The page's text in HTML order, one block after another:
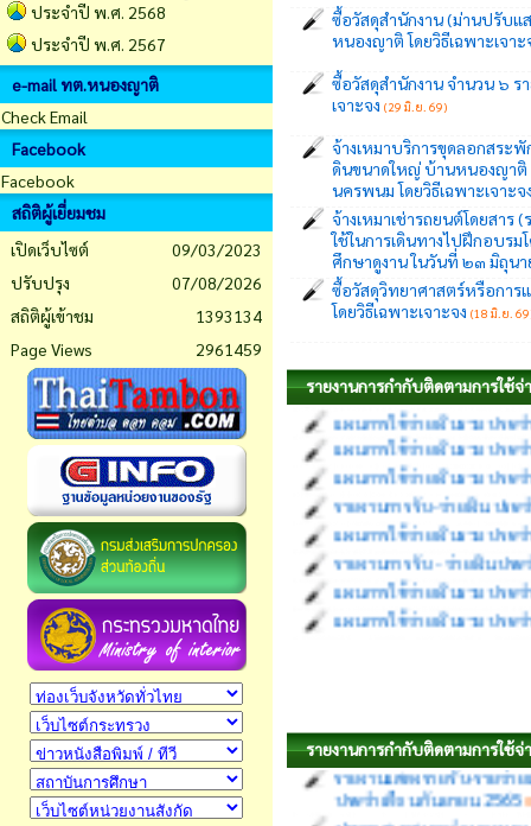
ประจำปี พ.ศ. 2568
ประจำปี พ.ศ. 2567
e-mail ทต.หนองญาติ
Check Email
Facebook
Facebook
สถิติผู้เยี่ยมชม
เปิดเว็บไซต์
09/03/2023
ปรับปรุง
07/08/2026
สถิติผู้เข้าชม
1393134
Page Views
2961459
ซื้อวัสดุสำนักงาน (ม่านปรับ
หนองญาติ โดยวิธีเฉพาะเจาะ
ซื้อวัสดุสำนักงาน จำนวน ๖ ร
เจาะจง (29 มิ.ย. 69)
จ้างเหมาบริการขุดลอกสร
ดินขนาดใหญ่ บ้านหนองญาติ
นครพนม โดยวิธีเฉพาะเจาะจ
จ้างเหมาเช่ารถยนต์โดยสา
ใช้ในการเดินทางไปฝึกอบรม
ศึกษาดูงาน ในวันที่ ๒๓ มิถุน
ซื้อวัสดุวิทยาศาสตร์หรือการ
โดยวิธีเฉพาะเจาะจง (18 มิ.ย.
รายงานการกำกับติดตามการใช้
รายงานการรับ-จ่ายเงิน ปร
แผนการใช้จ่ายเงินรวม ปร
แผนการใช้จ่ายเงินรวม ปร
แผนการใช้จ่ายเงินรวม ปร
รายงานการรับ-จ่ายเงิน ป
แผนการใช้จ่ายเงินรวม ปร
รายงานการรับ - จ่ายเงินป
แผนการใช้จ่ายเงินรวม ปร
แผนการใช้จ่ายเงินรวม ปร
รายงานการกำกับติดตามการใช้
รายงานแสดงรายรับ-รายจ่
ประจำเดือน กันยายน 2565
ประกาศเทศบาลตำบลหนอง
ชมชื่น ประจำปีงบประมาณ